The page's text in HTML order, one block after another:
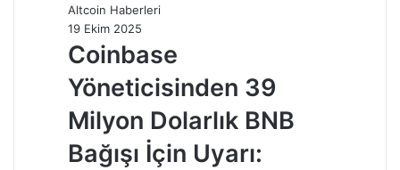
Altcoin Haberleri
19 Ekim 2025
Coinbase
Yöneticisinden 39
Milyon Dolarlık BNB
Bağışı İçin Uyarı: